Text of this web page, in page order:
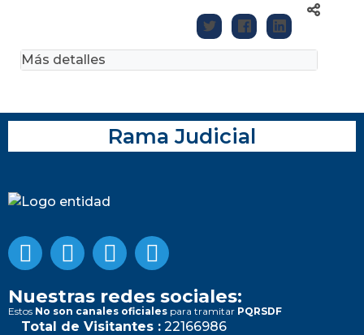
Más detalles
Rama Judicial
Nuestras redes sociales:
Estos No son canales oficiales para tramitar PQRSDF
Total de Visitantes : 22166986